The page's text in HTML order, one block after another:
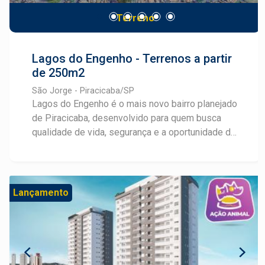
contemporânea. Garanta sua unidade neste
lançamento exclusivo. A Frias Neto oferece
atendimento personalizado para apresentar
Terreno
Lagos do Engenho - Terrenos a partir
de 250m2
São Jorge - Piracicaba/SP
Lagos do Engenho é o mais novo bairro planejado
de Piracicaba, desenvolvido para quem busca
qualidade de vida, segurança e a oportunidade de
infraestrutura completa, incluindo ruas planejadas,
rede de água e esgoto, energia elétrica e
iluminação pública, além de amplas áreas verdes
que valorizam o contato com a natureza e
proporcionam bem-estar no dia a dia. Um dos
grandes diferenciais do Lagos do Engenho é sua
ampla área de lazer, pensada para oferecer
Lançamento